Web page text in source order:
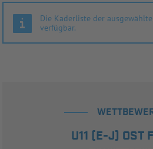
Die Kaderliste der
verfügbar.
U11 (E-J) OST